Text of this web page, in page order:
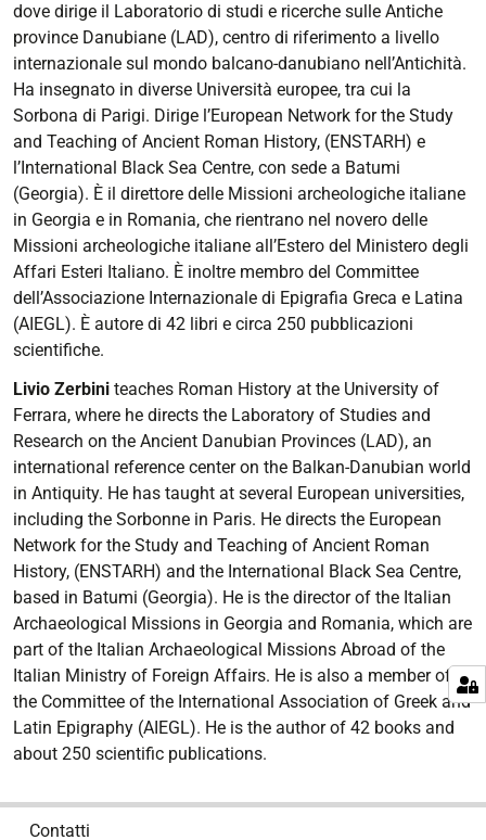
dove dirige il Laboratorio di studi e ricerche sulle Antiche
province Danubiane (LAD), centro di riferimento a livello
internazionale sul mondo balcano-danubiano nell’Antichità.
Ha insegnato in diverse Università europee, tra cui la
Sorbona di Parigi. Dirige l’European Network for the Study
and Teaching of Ancient Roman History, (ENSTARH) e
l’International Black Sea Centre, con sede a Batumi
(Georgia). È il direttore delle Missioni archeologiche italiane
in Georgia e in Romania, che rientrano nel novero delle
Missioni archeologiche italiane all’Estero del Ministero degli
Affari Esteri Italiano. È inoltre membro del Committee
dell’Associazione Internazionale di Epigrafia Greca e Latina
(AIEGL). È autore di 42 libri e circa 250 pubblicazioni
scientifiche.
Livio Zerbini teaches Roman History at the University of
Ferrara, where he directs the Laboratory of Studies and
Research on the Ancient Danubian Provinces (LAD), an
international reference center on the Balkan-Danubian world
in Antiquity. He has taught at several European universities,
including the Sorbonne in Paris. He directs the European
Network for the Study and Teaching of Ancient Roman
History, (ENSTARH) and the International Black Sea Centre,
based in Batumi (Georgia). He is the director of the Italian
Archaeological Missions in Georgia and Romania, which are
part of the Italian Archaeological Missions Abroad of the
Italian Ministry of Foreign Affairs. He is also a member of
the Committee of the International Association of Greek and
Latin Epigraphy (AIEGL). He is the author of 42 books and
about 250 scientific publications.
Contatti